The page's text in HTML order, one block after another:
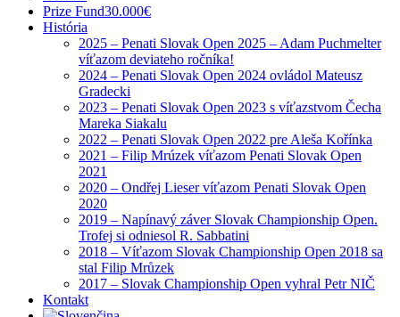
Prize Fund30.000€
História
2025 – Penati Slovak Open 2025 – Adam Puchmelter
víťazom deviateho ročníka!
2024 – Penati Slovak Open 2024 ovládol Mateusz
Gradecki
2023 – Penati Slovak Open 2023 s víťazstvom Čecha
Mareka Siakalu
2022 – Penati Slovak Open 2022 pre Aleša Kořínka
2021 – Filip Mrúzek víťazom Penati Slovak Open
2021
2020 – Ondřej Lieser víťazom Penati Slovak Open
2020
2019 – Napínavý záver Slovak Championship Open.
Trofej si odniesol R. Sabbatini
2018 – Víťazom Slovak Championship Open 2018 sa
stal Filip Mrůzek
2017 – Slovak Championship Open vyhral Petr NIČ
Kontakt